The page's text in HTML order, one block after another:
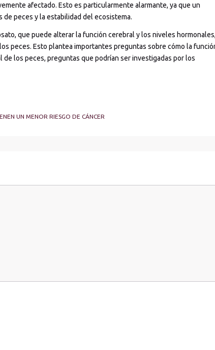
afectado. Esto es particularmente alarmante, ya que un
peces y la estabilidad del ecosistema.
que puede alterar la función cerebral y los niveles hormonales,
peces. Esto plantea importantes preguntas sobre cómo la
los peces, preguntas que podrían ser investigadas por los
UN MENOR RIESGO DE CÁNCER